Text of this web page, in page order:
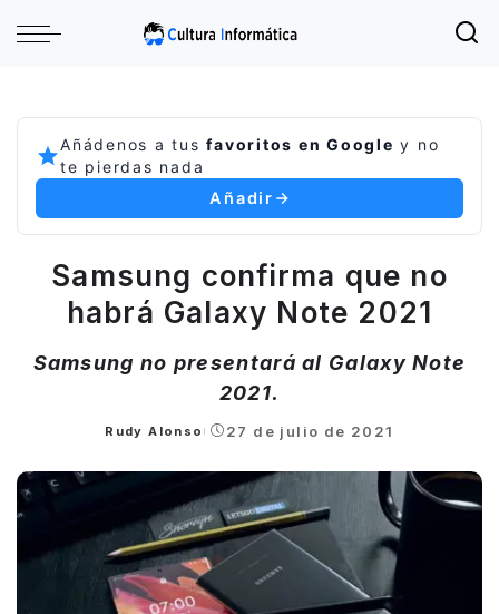
Añádenos a tusfavoritos en Google y no
te pierdas nada
Añadir
Samsung confirma que no
habrá Galaxy Note 2021
Samsung no presentará al Galaxy Note
2021.
Posted
Rudy Alonso 27 de julio de 2021